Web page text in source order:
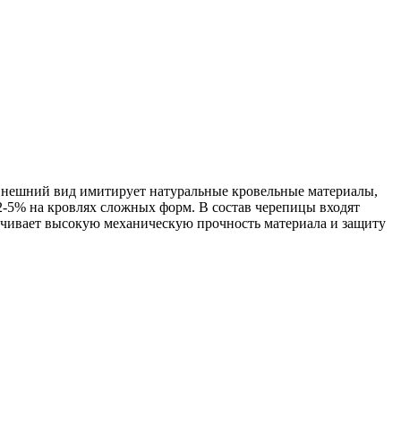
вид имитирует натуральные кровельные материалы,
5% на кровлях сложных форм. В состав черепицы входят
высокую механическую прочность материала и защиту